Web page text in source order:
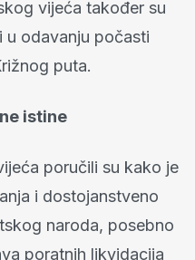
vijeća također su
u odavanju počasti
puta.
istine
poručili su kako je
i dostojanstveno
naroda, posebno
poratnih likvidacija